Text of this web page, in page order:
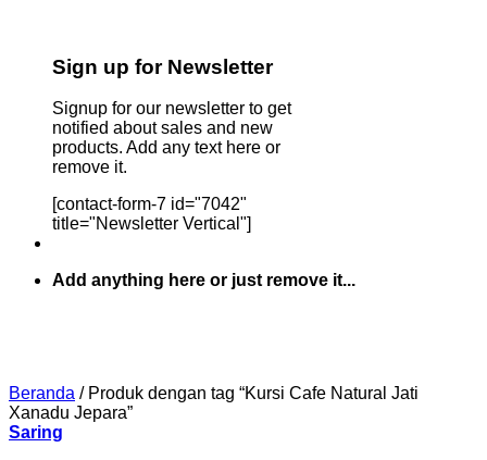
Sign up for Newsletter
Signup for our newsletter to get
notified about sales and new
products. Add any text here or
remove it.
[contact-form-7 id="7042"
title="Newsletter Vertical"]
Add anything here or just remove it...
Beranda /Produk dengan tag “Kursi Cafe Natural Jati
Xanadu Jepara”
Saring